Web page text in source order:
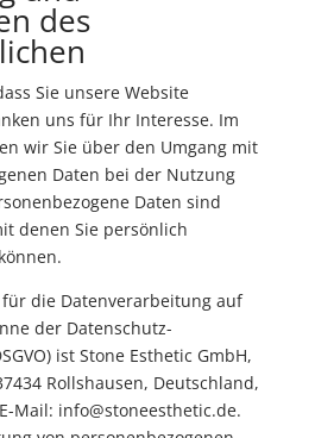
des
Sie unsere Website
uns für Ihr Interesse. Im
wir Sie über den Umgang mit
Daten bei der Nutzung
Daten sind
denen Sie persönlich
die Datenverarbeitung auf
der Datenschutz-
ist Stone Esthetic GmbH,
Rollshausen, Deutschland,
Mail: info@stoneesthetic.de.